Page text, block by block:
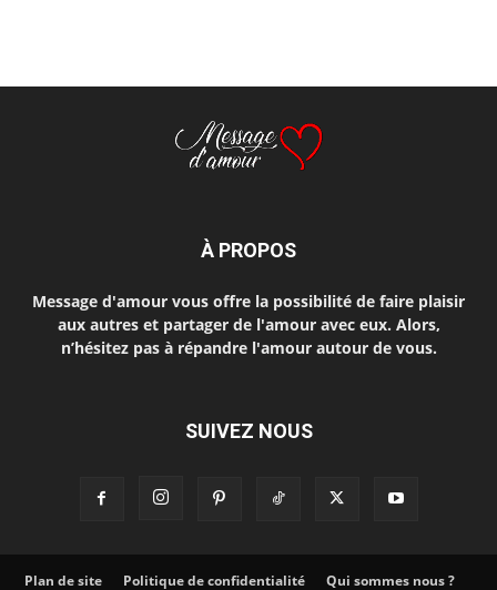
À PROPOS
Message d'amour vous offre la possibilité de faire plaisir
aux autres et partager de l'amour avec eux. Alors,
n’hésitez pas à répandre l'amour autour de vous.
SUIVEZ NOUS
Plan de site Politique de confidentialité Qui sommes nous ?